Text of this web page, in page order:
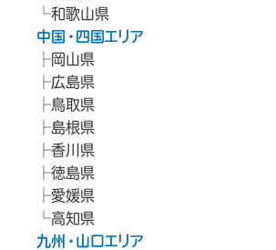
和歌山県
中国・四国エリア
岡山県
広島県
鳥取県
島根県
香川県
徳島県
愛媛県
高知県
九州・山口エリア